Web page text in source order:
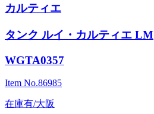
カルティエ
タンク ルイ・カルティエ LM
WGTA0357
Item No.86985
在庫有/大阪